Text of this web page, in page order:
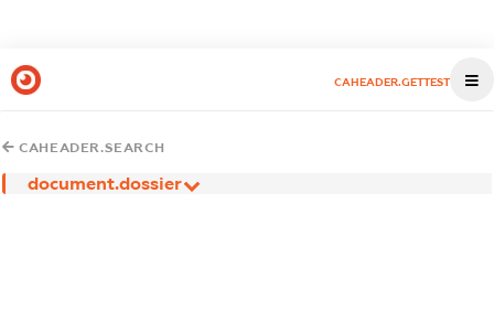
CAHEADER.GETTEST
CAHEADER.SEARCH
document.dossier